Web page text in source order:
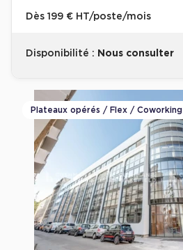
Dès 199 € HT/poste/mois
Disponibilité : Nous consulter
Plateaux opérés / Flex / Coworking